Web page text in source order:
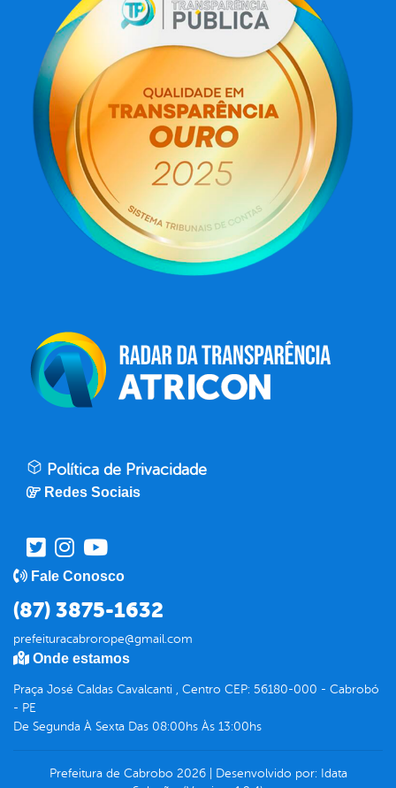
Política de Privacidade
Redes Sociais
Fale Conosco
(87) 3875-1632
prefeituracabrorope@gmail.com
Onde estamos
Praça José Caldas Cavalcanti , Centro CEP: 56180-000 - Cabrobó
- PE
De Segunda À Sexta Das 08:00hs Às 13:00hs
Prefeitura de Cabrobo 2026| Desenvolvido por: Idata